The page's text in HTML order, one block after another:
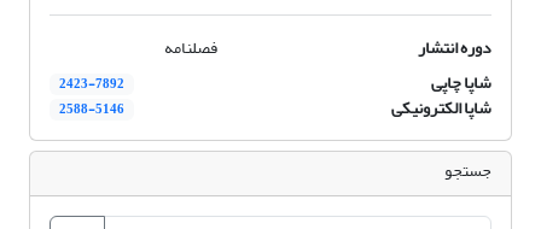
دوره انتشار
فصلنامه
شاپا چاپی
2423-7892
شاپا الکترونیکی 2588-5146
جستجو